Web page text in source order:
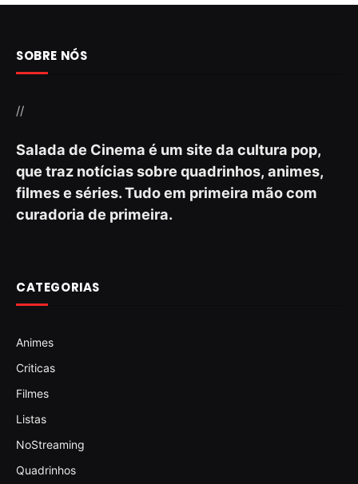
SOBRE NÓS
//
Salada de Cinema é um site da cultura pop,
que traz notícias sobre quadrinhos, animes,
filmes e séries. Tudo em primeira mão com
curadoria de primeira.
CATEGORIAS
Animes
Criticas
Filmes
Listas
NoStreaming
Quadrinhos